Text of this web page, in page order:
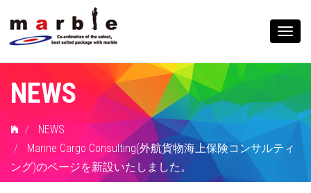
NEWS
NEWS
Marine Cargo Consulting(外航貨物海上保険コンサルティ
ング)のページを新設いたしました。